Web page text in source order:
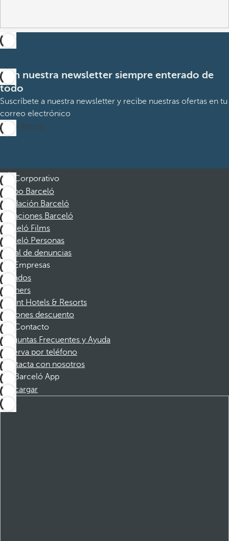
Con nuestra newsletter siempre enterado de
todo
Suscríbete a nuestra newsletter y recibe nuestras ofertas en tu
correo electrónico
Suscribirme
Corporativo
Grupo Barceló
Fundación Barceló
Vacaciones Barceló
Barceló Films
Barceló Personas
Canal de denuncias
Empresas
Afiliados
Partners
Dorint Hotels & Resorts
Cupones descuento
Contacto
Preguntas Frecuentes y Ayuda
Reserva por teléfono
Contacta con nosotros
Barceló App
Descargar